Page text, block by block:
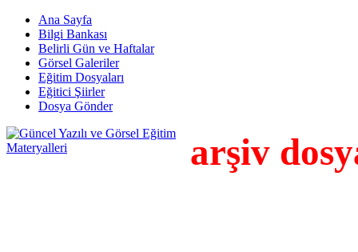
Ana Sayfa
Bilgi Bankası
Belirli Gün ve Haftalar
Görsel Galeriler
Eğitim Dosyaları
Eğitici Şiirler
Dosya Gönder
arşiv